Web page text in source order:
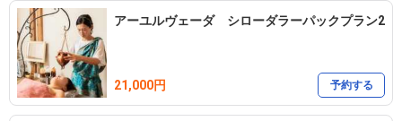
アーユルヴェーダ シローダラーパックプラン2
21,000円 予約する